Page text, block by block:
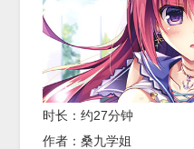
时长：约27分钟
作者：桑九学姐